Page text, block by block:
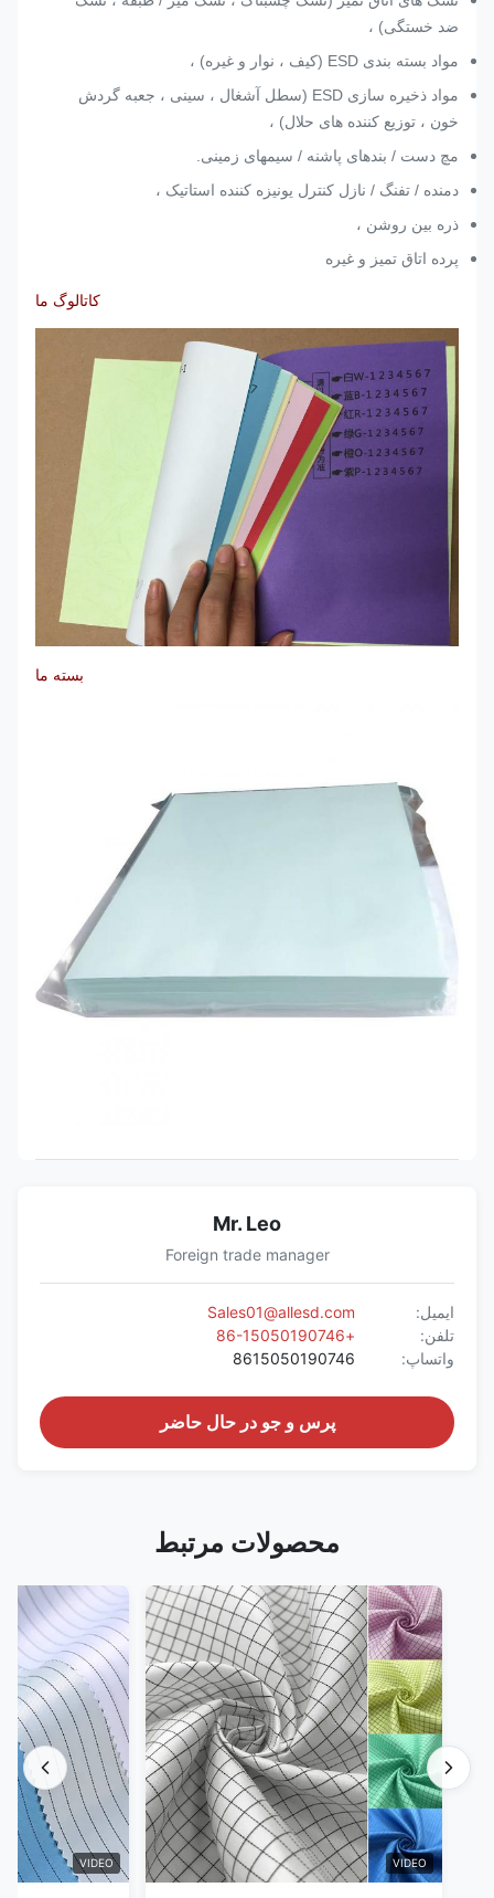
ضد خستگی) ،
مواد بسته بندی ESD (کیف ، نوار و غیره) ،
مواد ذخیره سازی ESD (سطل آشغال ، سینی ، جعبه گردش
خون ، توزیع کننده های حلال) ،
مچ دست / بندهای پاشنه / سیمهای زمینی.
دمنده / تفنگ / نازل کنترل یونیزه کننده استاتیک ،
ذره بین روشن ،
پرده اتاق تمیز و غیره
کاتالوگ ما
بسته ما
Mr. Leo
Foreign trade manager
ایمیل:
Sales01@allesd.com
تلفن:
+86-15050190746
واتساپ:
8615050190746
پرس و جو در حال حاضر
محصولات مرتبط
VIDEO
VIDEO